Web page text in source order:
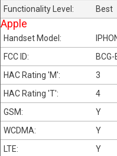
Best
Apple
3
4
Y
Y
Y